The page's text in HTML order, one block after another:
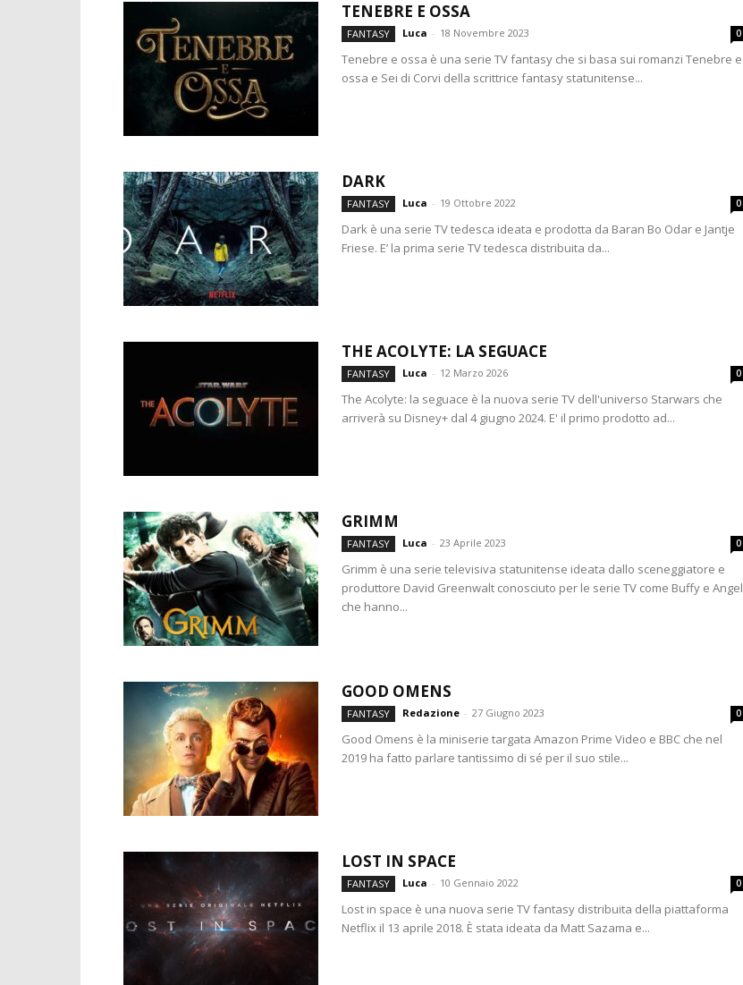
TENEBRE E OSSA
FANTASY Luca - 18 Novembre 2023 0
Tenebre e ossa è una serie TV fantasy che si basa sui romanzi Tenebre e
ossa e Sei di Corvi della scrittrice fantasy statunitense...
DARK
FANTASY Luca - 19 Ottobre 2022 0
Dark è una serie TV tedesca ideata e prodotta da Baran Bo Odar e Jantje
Friese. E’ la prima serie TV tedesca distribuita da...
THE ACOLYTE: LA SEGUACE
FANTASY Luca - 12 Marzo 2026 0
The Acolyte: la seguace è la nuova serie TV dell'universo Starwars che
arriverà su Disney+ dal 4 giugno 2024. E' il primo prodotto ad...
GRIMM
FANTASY Luca - 23 Aprile 2023 0
Grimm è una serie televisiva statunitense ideata dallo sceneggiatore e
produttore David Greenwalt conosciuto per le serie TV come Buffy e Angel
che hanno...
GOOD OMENS
FANTASY Redazione - 27 Giugno 2023 0
Good Omens è la miniserie targata Amazon Prime Video e BBC che nel
2019 ha fatto parlare tantissimo di sé per il suo stile...
LOST IN SPACE
FANTASY Luca - 10 Gennaio 2022 0
Lost in space è una nuova serie TV fantasy distribuita della piattaforma
Netflix il 13 aprile 2018. È stata ideata da Matt Sazama e...